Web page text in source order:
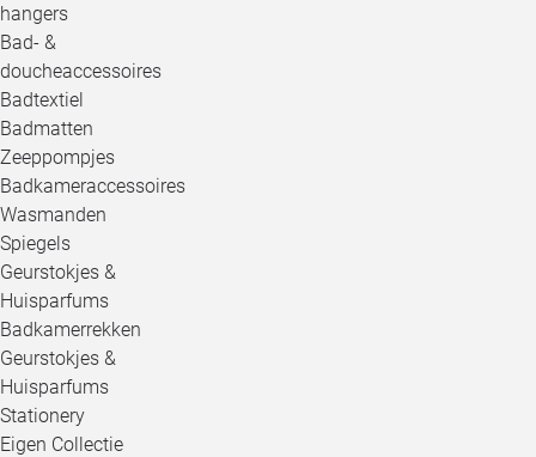
hangers
Bad- &
doucheaccessoires
Badtextiel
Badmatten
Zeeppompjes
Badkameraccessoires
Wasmanden
Spiegels
Geurstokjes &
Huisparfums
Badkamerrekken
Geurstokjes &
Huisparfums
Stationery
Eigen Collectie